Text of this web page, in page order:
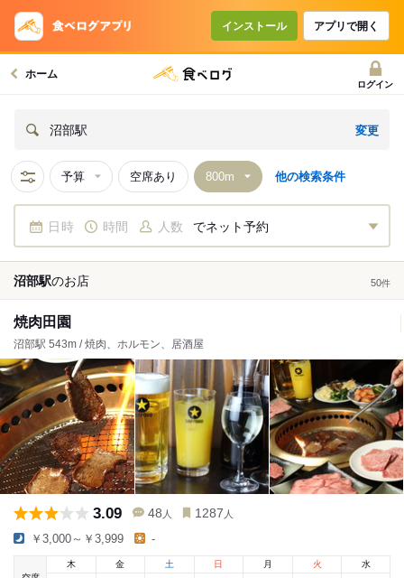
インストール アプリで開く
ホーム
ログイン
沼部駅 変更
予算 空席あり 他の検索条件
日時 時間 人数 でネット予約
沼部駅のお店 50件
焼肉田園
沼部駅 543m / 焼肉、ホルモン、居酒屋
3.09 48 人 1287 人
￥3,000～￥3,999 -
木
金 土 日 月 火 水